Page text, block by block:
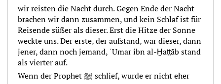
wir reisten die Nacht durch. Gegen Ende der Nacht
brachen wir dann zusammen, und kein Schlaf ist für
Reisende süßer als dieser. Erst die Hitze der Sonne
weckte uns. Der erste, der aufstand, war dieser, dann
jener, dann noch jemand, ʿUmar ibn al-Ḫaṭṭāb stand
als vierter auf.
Wenn der Prophet ﷺ schlief, wurde er nicht eher